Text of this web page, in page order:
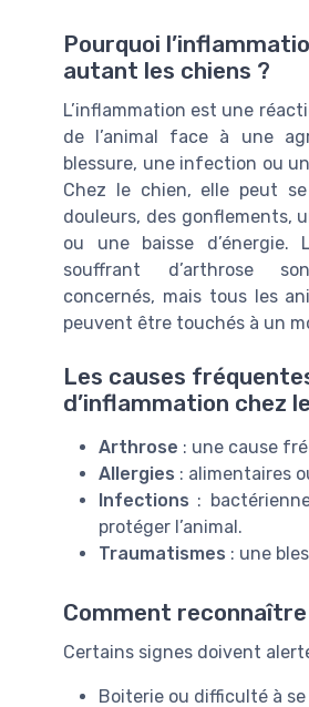
Pourquoi
autant les chiens ?
L’inflammation est une
de l’animal face à une
blessure, une infection ou
Chez le chien, elle peut
douleurs, des gonflements,
ou une baisse d’énergie.
souffrant d’arthrose
concernés, mais tous les
peuvent être touchés à un
Les causes
d’inflammation chez
Arthrose : une cause
Allergies : alimentaires
Infections :
protéger l’animal.
Traumatismes : une
Comment
Certains signes doivent
Boiterie ou difficulté à